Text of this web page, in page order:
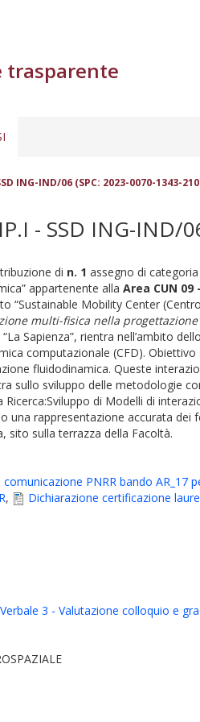
trasparente
ING-IND/06 (SPC: 2023-0070-1343-
- SSD ING-
di n. 1 assegno di
appartenente alla Area CUN 09 -
Mobility Center
multi-fisica nella
Sapienza”, rientra nell’ambito
computazionale (CFD).
fluidodinamica. Queste
sullo sviluppo delle metodologie
di Modelli di
rappresentazione accurata
sito sulla terrazza della Facoltà.
PNRR bando AR_17
, Dichiarazione certificazione
Verbale 3 - Valutazione colloquio e